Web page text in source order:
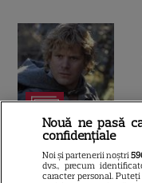
Nouă ne pasă
confidențiale
Noi și partenerii noștri
dvs., precum
caracter personal.